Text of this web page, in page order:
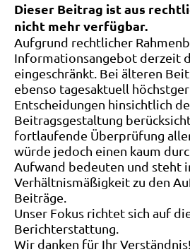
Dieser Beitrag ist aus
nicht mehr verfügbar.
Aufgrund rechtlicher
Informationsangebot derzeit
eingeschränkt. Bei älteren
ebenso tagesaktuell
Entscheidungen hinsichtlich
Beitragsgestaltung
fortlaufende Überprüfung
würde jedoch einen kaum
Aufwand bedeuten und steht
Verhältnismäßigkeit zu den
Beiträge.
Unser Fokus richtet sich auf
Berichterstattung.
Wir danken für Ihr Verständnis!